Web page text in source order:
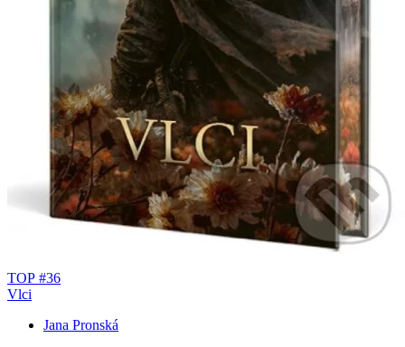
TOP #36
Vlci
Jana Pronská